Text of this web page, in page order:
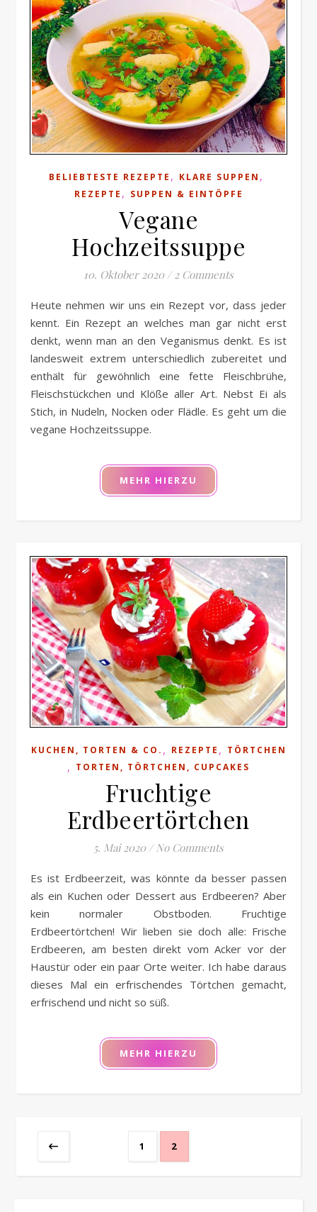
BELIEBTESTE REZEPTE , KLARE SUPPEN ,
REZEPTE , SUPPEN & EINTÖPFE
Vegane
Hochzeitssuppe
10. Oktober 2020 / 2 Comments
Heute nehmen wir uns ein Rezept vor, dass jeder
kennt. Ein Rezept an welches man gar nicht erst
denkt, wenn man an den Veganismus denkt. Es ist
landesweit extrem unterschiedlich zubereitet und
enthält für gewöhnlich eine fette Fleischbrühe,
Fleischstückchen und Klöße aller Art. Nebst Ei als
Stich, in Nudeln, Nocken oder Flädle. Es geht um die
vegane Hochzeitssuppe.
MEHR HIERZU
KUCHEN, TORTEN & CO. , REZEPTE , TÖRTCHEN
, TORTEN, TÖRTCHEN, CUPCAKES
Fruchtige
Erdbeertörtchen
5. Mai 2020 / No Comments
Es ist Erdbeerzeit, was könnte da besser passen
als ein Kuchen oder Dessert aus Erdbeeren? Aber
kein normaler Obstboden. Fruchtige
Erdbeertörtchen! Wir lieben sie doch alle: Frische
Erdbeeren, am besten direkt vom Acker vor der
Haustür oder ein paar Orte weiter. Ich habe daraus
dieses Mal ein erfrischendes Törtchen gemacht,
erfrischend und nicht so süß.
MEHR HIERZU
1 2